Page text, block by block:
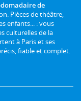
de
Pièces de théâtre,
enfants... : vous
culturelles de la
à Paris et ses
fiable et complet.